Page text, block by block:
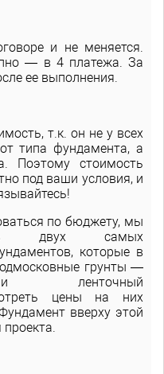
и не меняется.
— в 4 платежа. За
ее выполнения.
т.к. он не у всех
типа фундамента, а
Поэтому стоимость
под ваши условия, и
по бюджету, мы
двух самых
которые в
грунты —
и ленточный
цены на них
вверху этой